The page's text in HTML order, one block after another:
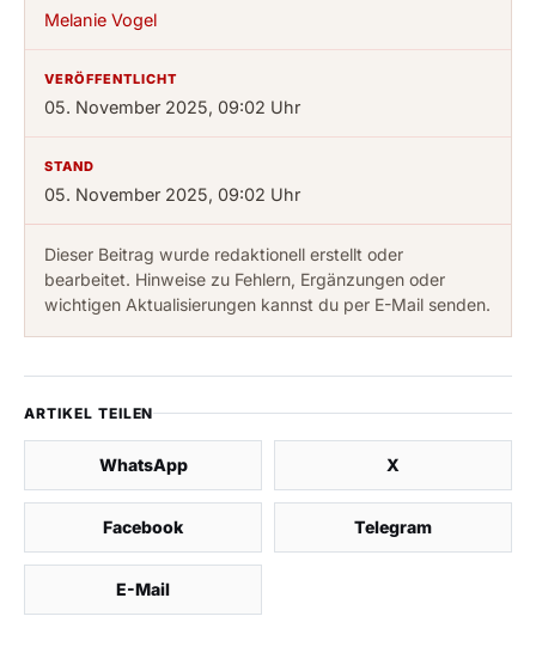
Melanie Vogel
VERÖFFENTLICHT
05. November 2025, 09:02 Uhr
STAND
05. November 2025, 09:02 Uhr
Dieser Beitrag wurde redaktionell erstellt oder
bearbeitet. Hinweise zu Fehlern, Ergänzungen oder
wichtigen Aktualisierungen kannst du per E-Mail senden.
ARTIKEL TEILEN
WhatsApp X
Facebook Telegram
E-Mail